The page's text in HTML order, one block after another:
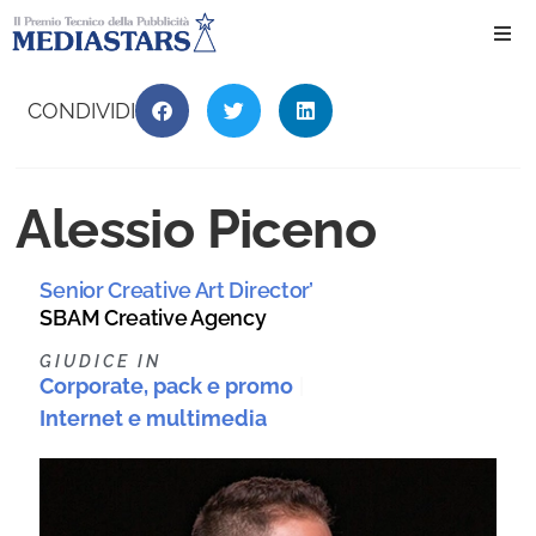
CONDIVIDI
Alessio Piceno
Senior Creative Art Director’
SBAM Creative Agency
GIUDICE IN
Corporate, pack e promo
Internet e multimedia